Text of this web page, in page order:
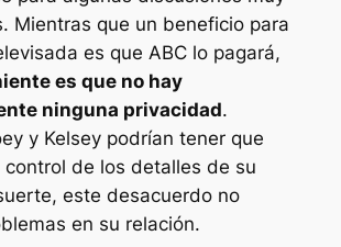
Mientras que un beneficio para
es que ABC lo pagará,
es que no hay
ninguna privacidad.
y Kelsey podrían tener que
control de los detalles de su
este desacuerdo no
en su relación.